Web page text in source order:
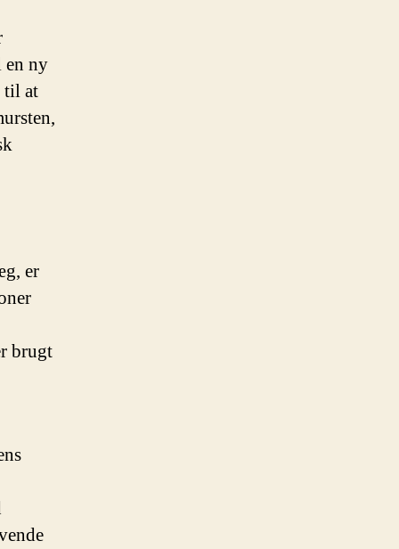
en ny
til at
er
brugt